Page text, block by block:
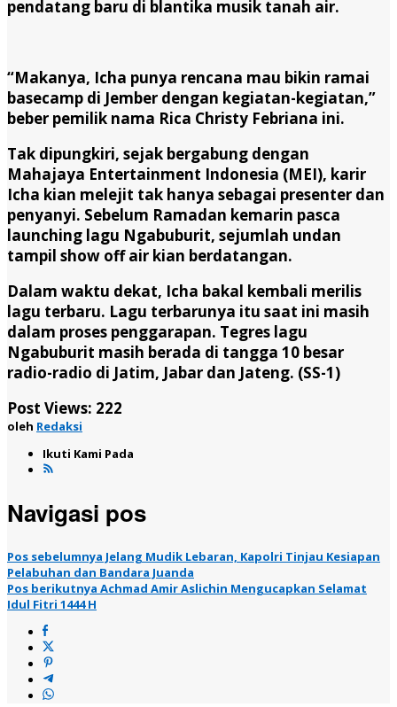
pendatang baru di blantika musik tanah air.
“Makanya, Icha punya rencana mau bikin ramai
basecamp di Jember dengan kegiatan-kegiatan,”
beber pemilik nama Rica Christy Febriana ini.
Tak dipungkiri, sejak bergabung dengan
Mahajaya Entertainment Indonesia (MEI), karir
Icha kian melejit tak hanya sebagai presenter dan
penyanyi. Sebelum Ramadan kemarin pasca
launching lagu Ngabuburit, sejumlah undan
tampil show off air kian berdatangan.
Dalam waktu dekat, Icha bakal kembali merilis
lagu terbaru. Lagu terbarunya itu saat ini masih
dalam proses penggarapan. Tegres lagu
Ngabuburit masih berada di tangga 10 besar
radio-radio di Jatim, Jabar dan Jateng. (SS-1)
Post Views: 222
oleh Redaksi
Ikuti Kami Pada
Navigasi pos
Pos sebelumnya Jelang Mudik Lebaran, Kapolri Tinjau Kesiapan
Pelabuhan dan Bandara Juanda
Pos berikutnya Achmad Amir Aslichin Mengucapkan Selamat
Idul Fitri 1444 H